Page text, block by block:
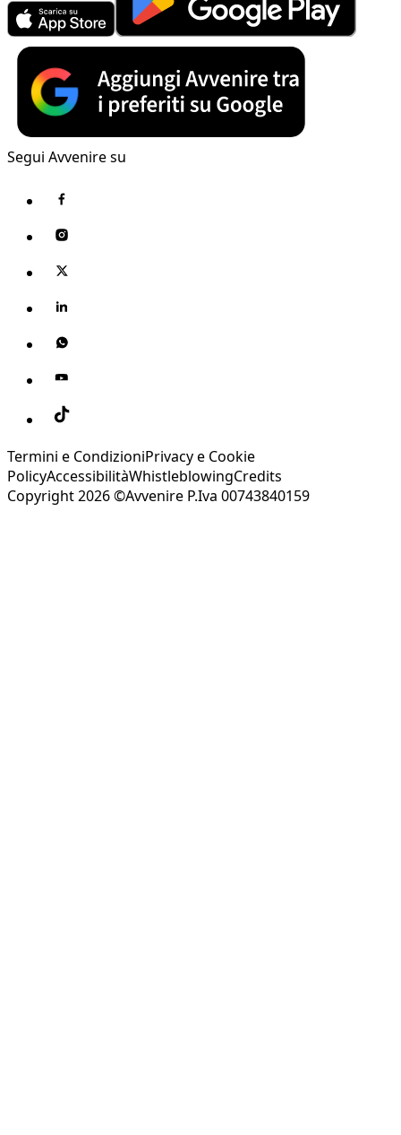
Segui Avvenire su
Termini e CondizioniPrivacy e Cookie
PolicyAccessibilitàWhistleblowingCredits
Copyright 2026 ©Avvenire P.Iva 00743840159